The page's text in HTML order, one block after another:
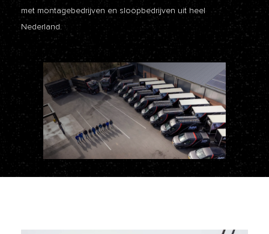
met montagebedrijven en sloopbedrijven uit heel
Nederland.